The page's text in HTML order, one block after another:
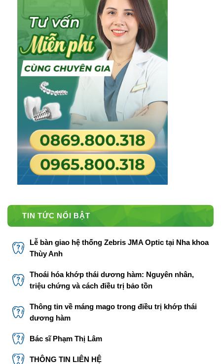
TIN TỨC NỔI BẬT
Lễ bàn giao hệ thống Zebris JMA Optic tại Nha khoa
Thùy Anh
Thoái hóa khớp thái dương hàm: Nguyên nhân,
triệu chứng và cách điều trị bảo tồn
Thông tin về máng mago trong điều trị khớp thái
dương hàm
Bác sĩ Phạm Thị Lâm
THÔNG TIN LIÊN HỆ